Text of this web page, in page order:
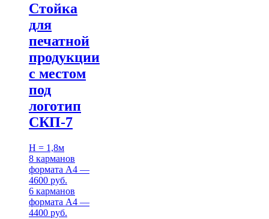
Стойка
для
печатной
продукции
с местом
под
логотип
СКП-7
H = 1,8м
8 карманов
формата А4 —
4600 руб.
6 карманов
формата А4 —
4400 руб.